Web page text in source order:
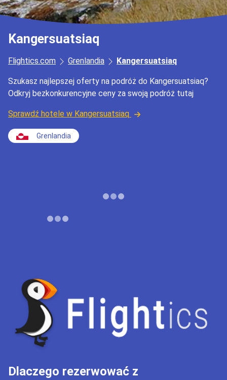
Kangersuatsiaq
Flightics.com Grenlandia Kangersuatsiaq
Szukasz najlepszej oferty na podróż do Kangersuatsiaq?
Odkryj bezkonkurencyjne ceny za swoją podróż tutaj
Sprawdź hotele w Kangersuatsiaq
Grenlandia
Dlaczego rezerwować z